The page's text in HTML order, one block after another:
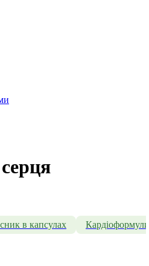
в капсулах Кардіоформули